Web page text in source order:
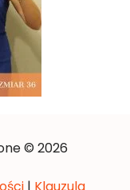
© 2026